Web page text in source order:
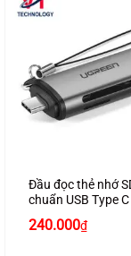
Đầu đọc thẻ nhớ
chuẩn USB Type C
50706
240.000₫